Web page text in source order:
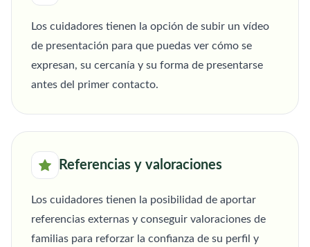
Los cuidadores tienen la opción de subir un vídeo
de presentación para que puedas ver cómo se
expresan, su cercanía y su forma de presentarse
antes del primer contacto.
Referencias y valoraciones
Los cuidadores tienen la posibilidad de aportar
referencias externas y conseguir valoraciones de
familias para reforzar la confianza de su perfil y